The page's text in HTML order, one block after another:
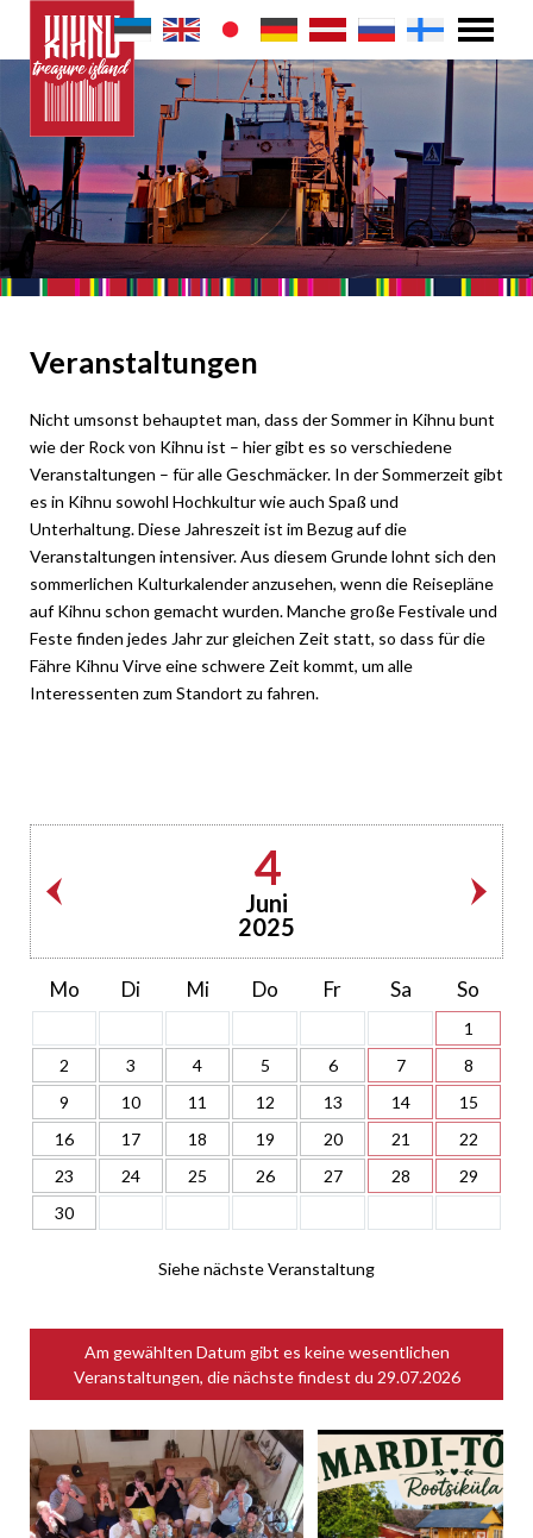
Veranstaltungen
Nicht umsonst behauptet man, dass der Sommer in Kihnu bunt
wie der Rock von Kihnu ist – hier gibt es so verschiedene
Veranstaltungen – für alle Geschmäcker. In der Sommerzeit gibt
es in Kihnu sowohl Hochkultur wie auch Spaß und
Unterhaltung. Diese Jahreszeit ist im Bezug auf die
Veranstaltungen intensiver. Aus diesem Grunde lohnt sich den
sommerlichen Kulturkalender anzusehen, wenn die Reisepläne
auf Kihnu schon gemacht wurden. Manche große Festivale und
Feste finden jedes Jahr zur gleichen Zeit statt, so dass für die
Fähre Kihnu Virve eine schwere Zeit kommt, um alle
Interessenten zum Standort zu fahren.
4
Juni
2025
Mo Di Mi Do Fr Sa So
1
2
3 4 5 6 7
8
9
10 11 12 13 14
15
16
17 18 19 20 21
22
23
24 25 26 27 28
29
30
Siehe nächste Veranstaltung
Am gewählten Datum gibt es keine wesentlichen
Veranstaltungen, die nächste findest du 29.07.2026